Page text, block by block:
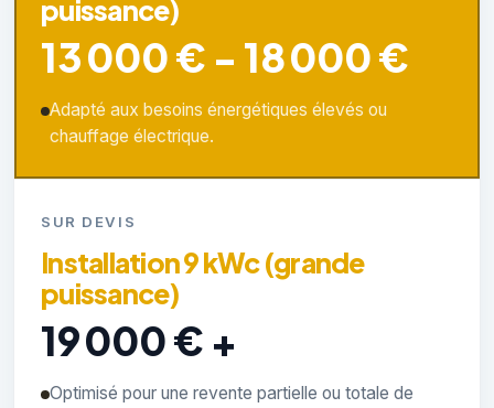
puissance)
13 000 € - 18 000 €
Adapté aux besoins énergétiques élevés ou
chauffage électrique.
SUR DEVIS
Installation 9 kWc (grande
puissance)
19 000 € +
Optimisé pour une revente partielle ou totale de